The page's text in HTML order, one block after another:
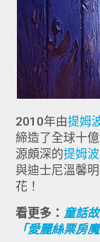
2010年由提姆
締造了全球十
源頗深的提姆
與迪士尼溫馨
花！
看更多：童話
「愛麗絲票房魔